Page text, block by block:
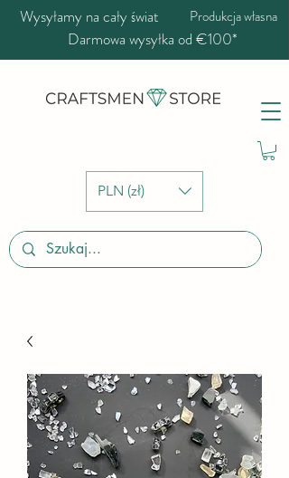
PLN (zł)
Wysyłamy na cały świat Produkcja własna
Darmowa wysyłka od €100*